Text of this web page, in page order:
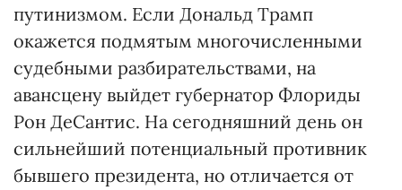
путинизмом. Если Дональд Трамп
окажется подмятым многочисленными
судебными разбирательствами, на
авансцену выйдет губернатор Флориды
Рон ДеСантис. На сегодняшний день он
сильнейший потенциальный противник
бывшего президента, но отличается от